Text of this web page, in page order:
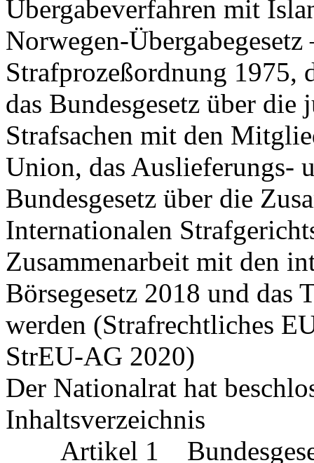
Übergabeverfahren mit
Norwegen-
Strafprozeßordnung 1975,
das Bundesgesetz über
Strafsachen mit den
Union, das Auslieferungs-
Bundesgesetz über die
Internationalen
Zusammenarbeit mit den
Börsegesetz 2018 und das
werden (Strafrechtliches
StrEU-AG 2020)
Der Nationalrat hat
Inhaltsverzeichnis
Artikel 1 Bundesgesetz